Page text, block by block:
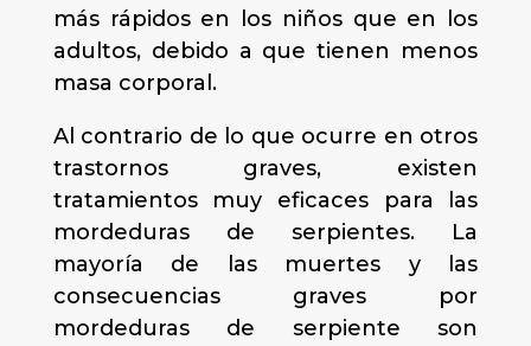
más rápidos en los niños que en los
adultos, debido a que tienen menos
masa corporal.
Al contrario de lo que ocurre en otros
trastornos graves, existen
tratamientos muy eficaces para las
mordeduras de serpientes. La
mayoría de las muertes y las
consecuencias graves por
mordeduras de serpiente son